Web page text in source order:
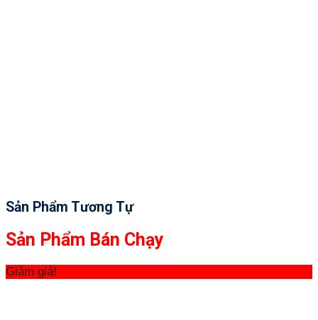
Sản Phẩm Tương Tự
Sản Phẩm Bán Chạy
Giảm giá!